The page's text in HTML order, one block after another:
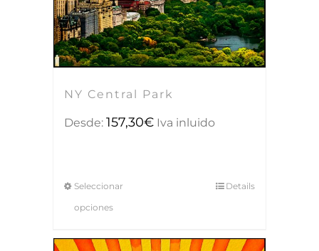
NY Central Park
Desde: 157,30€ Iva inluido
Seleccionar
opciones
Details